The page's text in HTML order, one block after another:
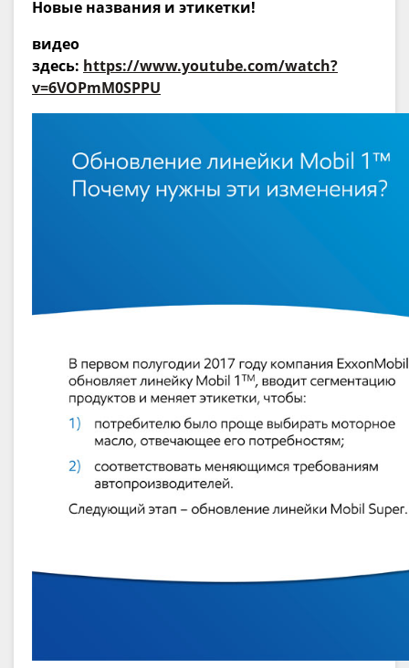
Новые названия и этикетки!
видео
здесь: https://www.youtube.com/watch?
v=6VOPmM0SPPU